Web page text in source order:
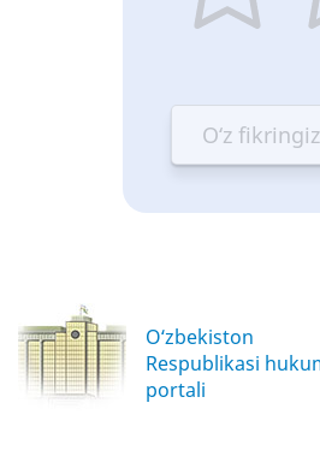
Terrible
O‘zbekiston
Respublikasi
portali